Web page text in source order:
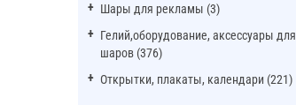
Шары для рекламы (3)
Гелий,оборудование, аксессуары для
шаров (376)
Открытки, плакаты, календари (221)